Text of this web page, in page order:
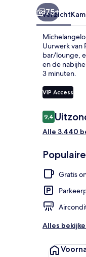
75+
Overzicht
Uurwerk van
bar/lounge,
en de
3 minuten.
VIP Access
9,49,4 op 10 –
Alle 3.440
Gratis
Alles